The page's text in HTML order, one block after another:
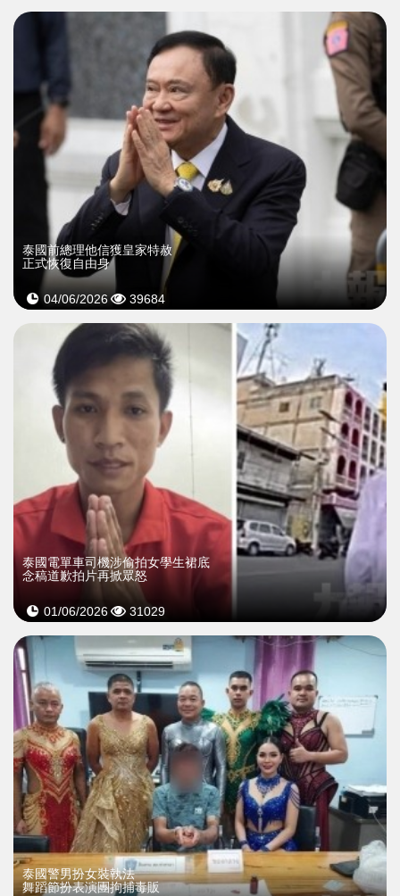
泰國前總理他信獲皇家特赦
正式恢復自由身
04/06/2026 39684
泰國電單車司機涉偷拍女學生裙底
念稿道歉拍片再掀眾怒
01/06/2026 31029
泰國警男扮女裝執法
舞蹈節扮表演團拘捕毒販